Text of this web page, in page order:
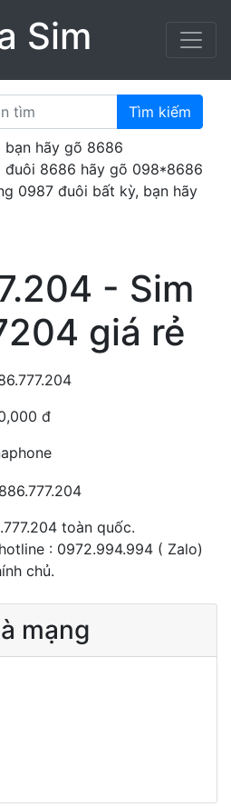
Sim
Tìm kiếm
hãy gõ 8686
đuôi 8686 hãy gõ 098*8686
0987 đuôi bất kỳ, bạn hãy
- Sim
giá rẻ
đ
toàn quốc.
: 0972.994.994 ( Zalo)
chủ.
mạng